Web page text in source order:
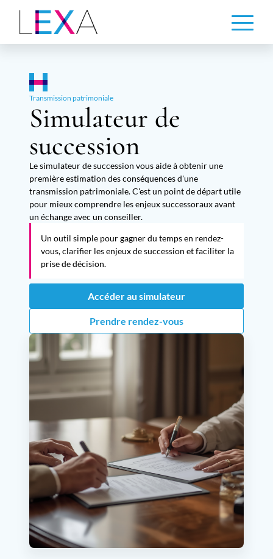
contenu
Transmission patrimoniale
Simulateur de
succession
Le simulateur de succession vous aide à obtenir une
première estimation des conséquences d'une
transmission patrimoniale. C'est un point de départ utile
pour mieux comprendre les enjeux successoraux avant
un échange avec un conseiller.
Un outil simple pour gagner du temps en rendez-
vous, clarifier les enjeux de succession et faciliter la
prise de décision.
Accéder au simulateur
Prendre rendez-vous